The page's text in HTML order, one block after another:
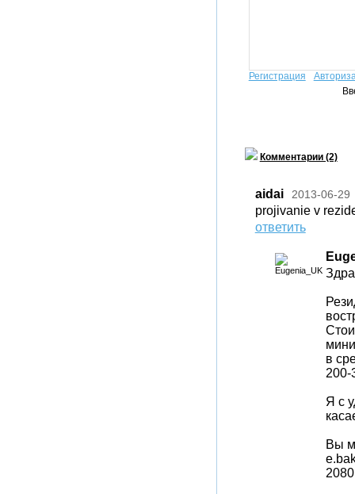
Регистрация
Комментарии (2)
aidai 2013-06-29
projivanie v
ответить
в
200-
Я с
Вы